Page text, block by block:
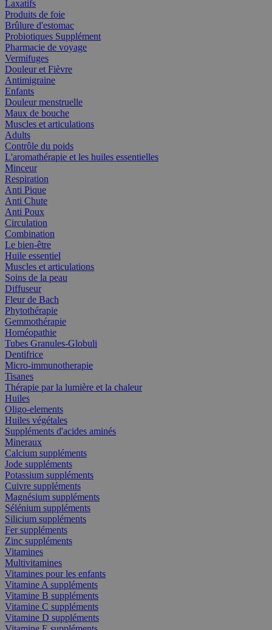
Laxatifs
Produits de foie
Brûlure d'estomac
Probiotiques Supplément
Pharmacie de voyage
Vermifuges
Douleur et Fièvre
Antimigraine
Enfants
Douleur menstruelle
Maux de bouche
Muscles et articulations
Adults
Contrôle du poids
L'aromathérapie et les huiles essentielles
Minceur
Respiration
Anti Pique
Anti Chute
Anti Poux
Circulation
Combination
Le bien-être
Huile essentiel
Muscles et articulations
Soins de la peau
Diffuseur
Fleur de Bach
Phytothérapie
Gemmothérapie
Homéopathie
Tubes Granules-Globuli
Dentifrice
Micro-immunotherapie
Tisanes
Thérapie par la lumière et la chaleur
Huiles
Oligo-elements
Huiles végétales
Suppléments d'acides aminés
Mineraux
Calcium suppléments
Jode suppléments
Potassium suppléments
Cuivre suppléments
Magnésium suppléments
Sélénium suppléments
Silicium suppléments
Fer suppléments
Zinc suppléments
Vitamines
Multivitamines
Vitamines pour les enfants
Vitamine A suppléments
Vitamine B suppléments
Vitamine C suppléments
Vitamine D suppléments